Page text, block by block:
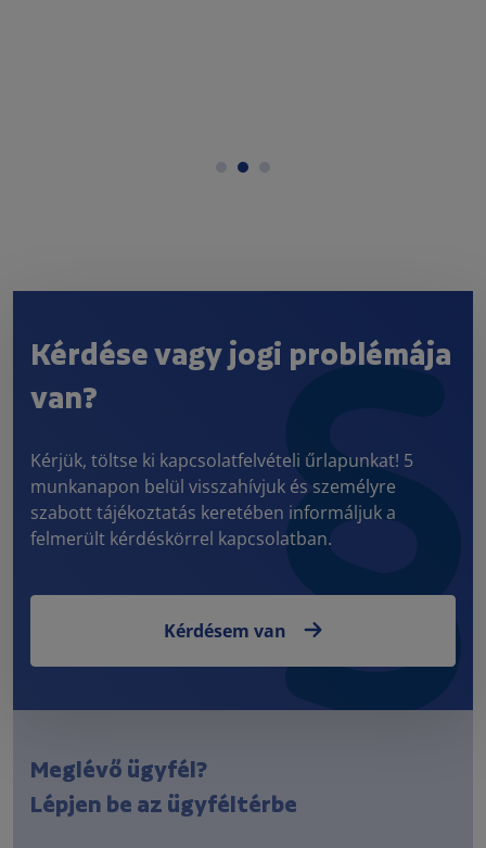
Kérdése vagy jogi problémája
van?
Kérjük, töltse ki kapcsolatfelvételi űrlapunkat! 5
munkanapon belül visszahívjuk és személyre
szabott tájékoztatás keretében informáljuk a
felmerült kérdéskörrel kapcsolatban.
Kérdésem van
Meglévő ügyfél?
Lépjen be az ügyféltérbe